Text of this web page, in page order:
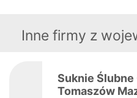
Inne firmy z
Suknie Ślubne
Tomaszów